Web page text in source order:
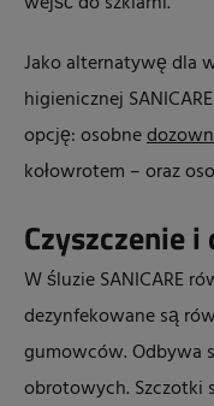
Jako alternatywę dla
higienicznej
opcję: osobne
kołowrotem – oraz
Czyszczenie
W śluzie SANICARE
dezynfekowane są
gumowców. Odbywa
obrotowych. Szczotki